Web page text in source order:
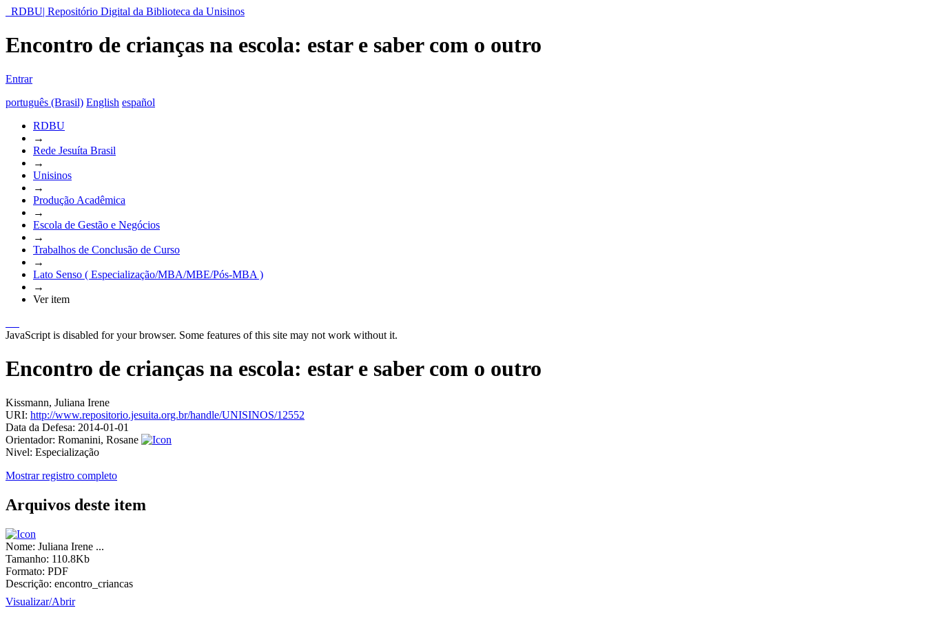
RDBU| Repositório Digital da Biblioteca da Unisinos
Encontro de crianças na escola: estar e saber com o outro
Entrar
português (Brasil) English español
RDBU
→
Rede Jesuíta Brasil
→
Unisinos
→
Produção Acadêmica
→
Escola de Gestão e Negócios
→
Trabalhos de Conclusão de Curso
→
Lato Senso ( Especialização/MBA/MBE/Pós-MBA )
→
Ver item
JavaScript is disabled for your browser. Some features of this site may not work without it.
Encontro de crianças na escola: estar e saber com o outro
Kissmann, Juliana Irene
URI: http://www.repositorio.jesuita.org.br/handle/UNISINOS/12552
Data da Defesa: 2014-01-01
Orientador: Romanini, Rosane
Nivel: Especialização
Mostrar registro completo
Arquivos deste item
Nome: Juliana Irene ...
Tamanho: 110.8Kb
Formato: PDF
Descrição: encontro_criancas
Visualizar/Abrir